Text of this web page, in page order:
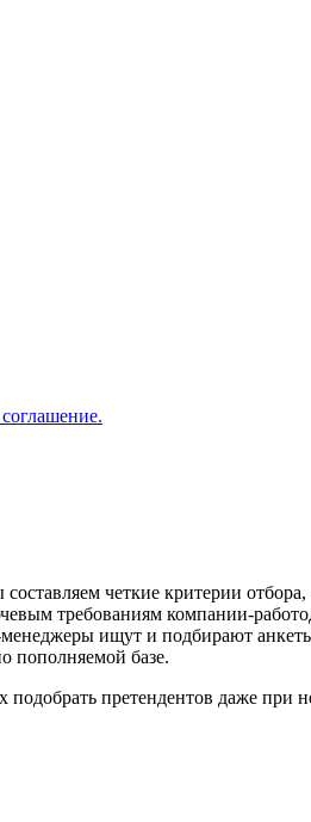
четкие критерии
требованиям компании-
ищут и подбирают
пополняемой базе.
претендентов даже при